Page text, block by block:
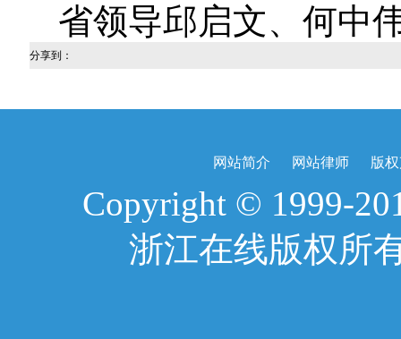
省领导邱启文、何中
分享到：
网站简介 网站律师 版
Copyright © 1999-
浙江在线版权所